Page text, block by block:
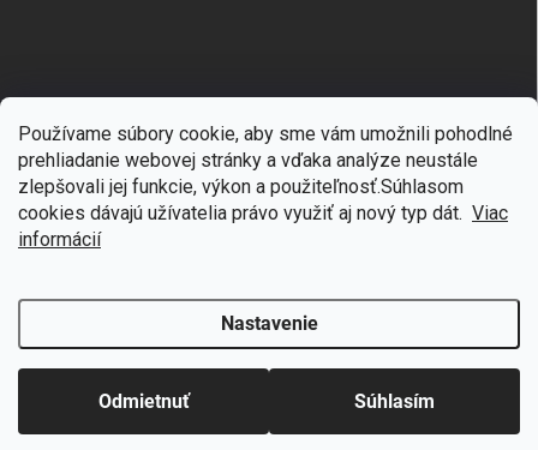
Používame súbory cookie, aby sme vám umožnili pohodlné
prehliadanie webovej stránky a vďaka analýze neustále
zlepšovali jej funkcie, výkon a použiteľnosť.Súhlasom
cookies dávajú užívatelia právo využiť aj nový typ dát. Viac
informácií
Nastavenie
Odmietnuť Súhlasím
Copyright 2026 mgmoda.sk . Všetky práva vyhradené.Upraviť nastavenie
🎁Získajte 7 % zľavu na prvý nákup
Prihláste sa k odberu noviniek
Chcem zľavu